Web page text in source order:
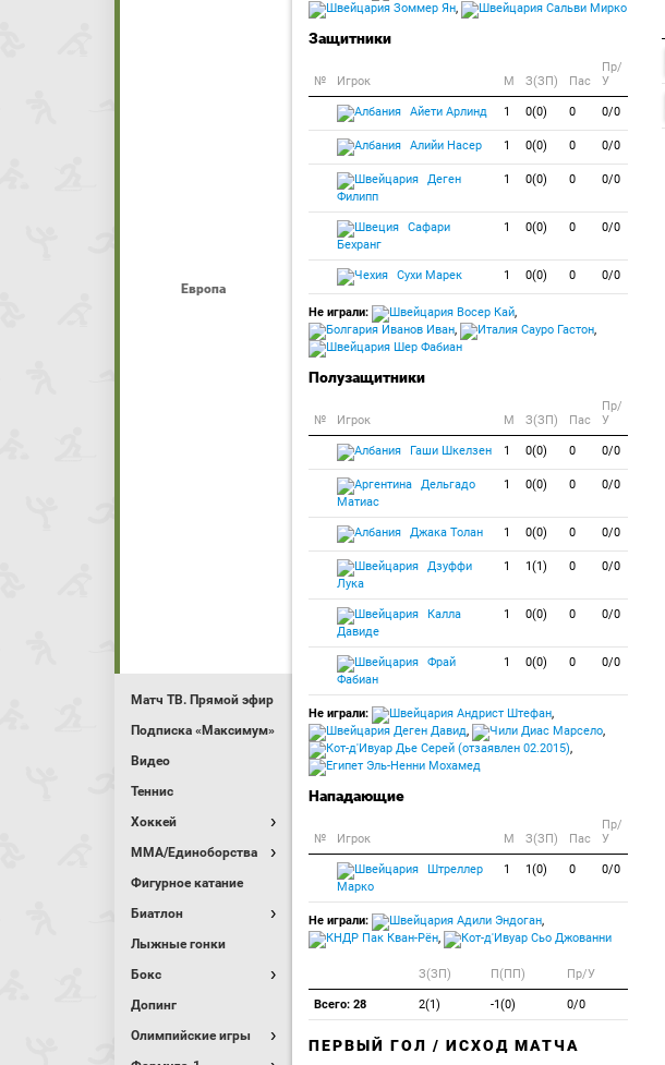
Европа
Матч ТВ. Прямой эфир
Подписка «Максимум»
Видео
Теннис
Хоккей
MMA/Единоборства
Фигурное катание
Биатлон
Лыжные гонки
Бокс
Допинг
Олимпийские игры
Зоммер Ян, Сальви Мирко
Защитники
№ Игрок M З(ЗП) Пас
Пр/
У
Айети Арлинд 1 0(0) 0 0/0
Алийи Насер 1 0(0) 0 0/0
Деген
Филипп
1 0(0) 0 0/0
Сафари
Бехранг
1 0(0) 0 0/0
Сухи Марек 1 0(0) 0 0/0
Не играли: Восер Кай,
Иванов Иван, Сауро Гастон,
Шер Фабиан
Полузащитники
№ Игрок M З(ЗП) Пас
Пр/
У
Гаши Шкелзен 1 0(0) 0 0/0
Дельгадо
Матиас
1 0(0) 0 0/0
Джака Толан 1 0(0) 0 0/0
Дзуффи
Лука
1 1(1) 0 0/0
Калла
Давиде
1 0(0) 0 0/0
Фрай
Фабиан
1 0(0) 0 0/0
Не играли: Андрист Штефан,
Деген Давид, Диас Марсело,
Дье Серей (отзаявлен 02.2015),
Эль-Ненни Мохамед
Нападающие
№ Игрок M З(ЗП) Пас
Пр/
У
Штреллер
Марко
1 1(0) 0 0/0
Не играли: Адили Эндоган,
Пак Кван-Рён, Сьо Джованни
З(ЗП) П(ПП) Пр/У
Всего: 28 2(1) -1(0) 0/0
ПЕРВЫЙ ГОЛ / ИСХОД МАТЧА